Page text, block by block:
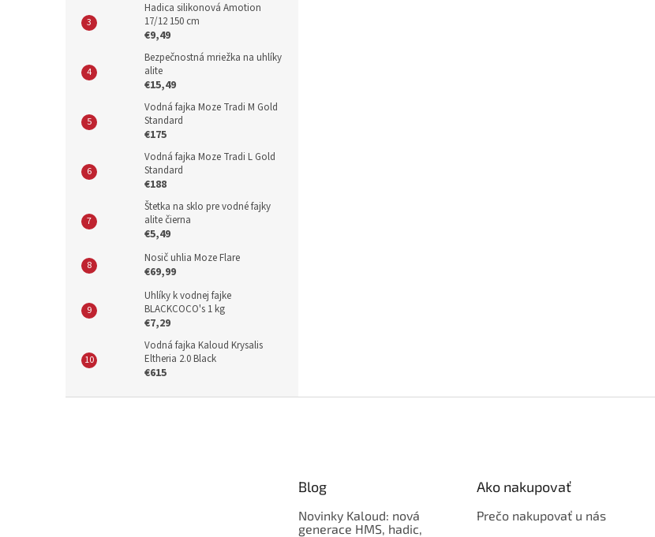
Hadica silikonová Amotion
17/12 150 cm
€9,49
Bezpečnostná mriežka na uhlíky
alite
€15,49
Vodná fajka Moze Tradi M Gold
Standard
€175
Vodná fajka Moze Tradi L Gold
Standard
€188
Štetka na sklo pre vodné fajky
alite čierna
€5,49
Nosič uhlia Moze Flare
€69,99
Uhlíky k vodnej fajke
BLACKCOCO's 1 kg
€7,29
Vodná fajka Kaloud Krysalis
Eltheria 2.0 Black
€615
Blog
Novinky Kaloud: nová
generace HMS, hadic,
Ako nakupovať
Prečo nakupovať u nás